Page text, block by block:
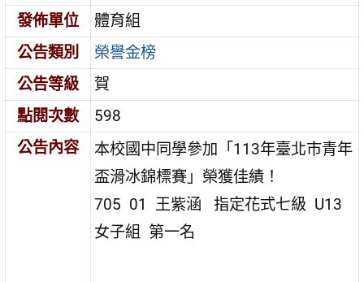
發佈單位
體育組
公告類別
榮譽金榜
公告等級
賀
點閱次數
598
公告內容
本校國中同學參加「113年臺北市青年
盃滑冰錦標賽」榮獲佳績！
705 01 王紫涵 指定花式七級 U13
女子組 第一名